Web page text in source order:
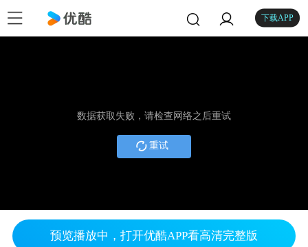
下载APP
数据获取失败，请检查网络之后重试
重试
预览播放中，打开优酷APP看高清完整版